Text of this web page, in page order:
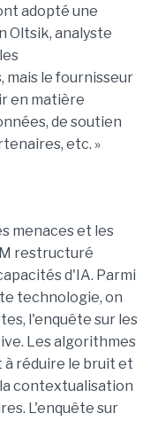
adopté une
Oltsik, analyste
le fournisseur
en matière
de soutien
etc. »
menaces et les
restructuré
d'IA. Parmi
technologie, on
l'enquête sur les
Les algorithmes
réduire le bruit et
contextualisation
L'enquête sur